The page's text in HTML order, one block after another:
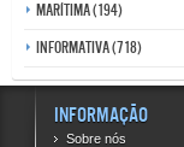
Marítima (194)
Informativa (718)
Informação
Sobre nós